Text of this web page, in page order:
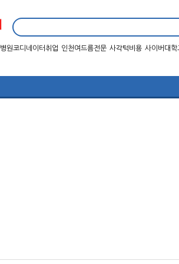
병원코디네이터취업 인천여드름전문 사각턱비용 사이버대학